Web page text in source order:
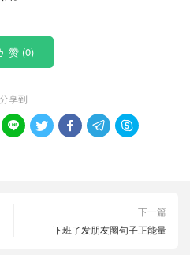
赞 (0)
分享到
    
下一篇
下班了发朋友圈句子正能量